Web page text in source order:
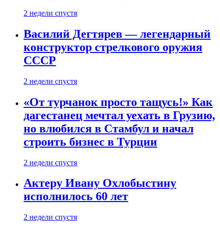
2 недели спустя
Василий Дегтярев — легендарный
конструктор стрелкового оружия
СССР
2 недели спустя
«От турчанок просто тащусь!» Как
дагестанец мечтал уехать в Грузию,
но влюбился в Стамбул и начал
строить бизнес в Турции
2 недели спустя
Актеру Ивану Охлобыстину
исполнилось 60 лет
2 недели спустя